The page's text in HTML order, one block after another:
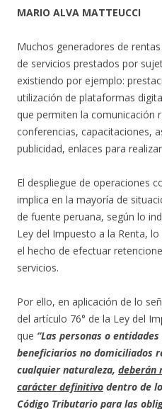
MARIO ALVA MATTEUCCI
Muchos generadores de
de servicios prestados por
existiendo por ejemplo:
utilización de plataformas
que permiten la comunicación
conferencias, capacitaciones,
publicidad, enlaces para
El despliegue de operaciones
implica en la mayoría de
de fuente peruana, según lo
Ley del Impuesto a la Renta,
el hecho de efectuar
servicios.
Por ello, en aplicación de lo
del artículo 76° de la Ley del
que “Las personas o
beneficiarios no domiciliados
cualquier naturaleza, deberán
carácter definitivo dentro de
Código Tributario para las